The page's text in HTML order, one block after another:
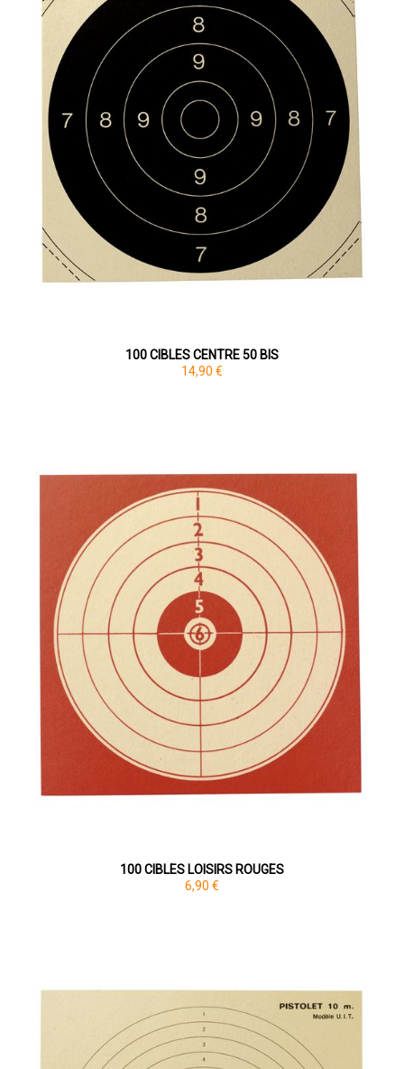
100 CIBLES CENTRE 50 BIS
14,90 €
100 CIBLES LOISIRS ROUGES
6,90 €